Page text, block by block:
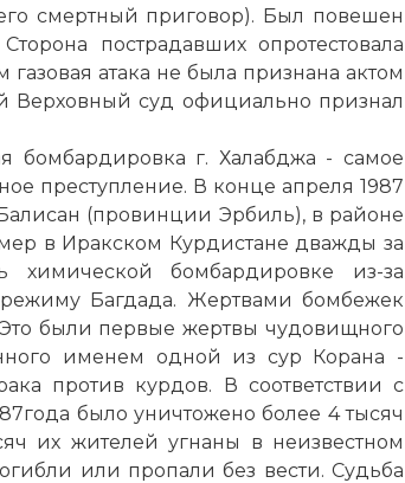
смертный приговор). Был повешен
пострадавших опротестовала
атака не была признана актом
Верховный суд официально признал
бомбардировка г. Халабджа - самое
преступление. В конце апреля 1987
(провинции Эрбиль), в районе
в Иракском Курдистане дважды за
бомбардировке из-за
Багдада. Жертвами бомбежек
были первые жертвы чудовищного
именем одной из сур Корана -
против курдов. В соответствии с
было уничтожено более 4 тысяч
их жителей угнаны в неизвестном
или пропали без вести. Судьба